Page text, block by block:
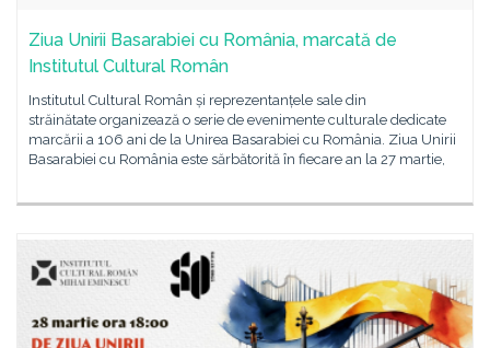
Ziua Unirii Basarabiei cu România, marcată de
Institutul Cultural Român
Institutul Cultural Român și reprezentanțele sale din
străinătate organizează o serie de evenimente culturale dedicate
marcării a 106 ani de la Unirea Basarabiei cu România. Ziua Unirii
Basarabiei cu România este sărbătorită în fiecare an la 27 martie,